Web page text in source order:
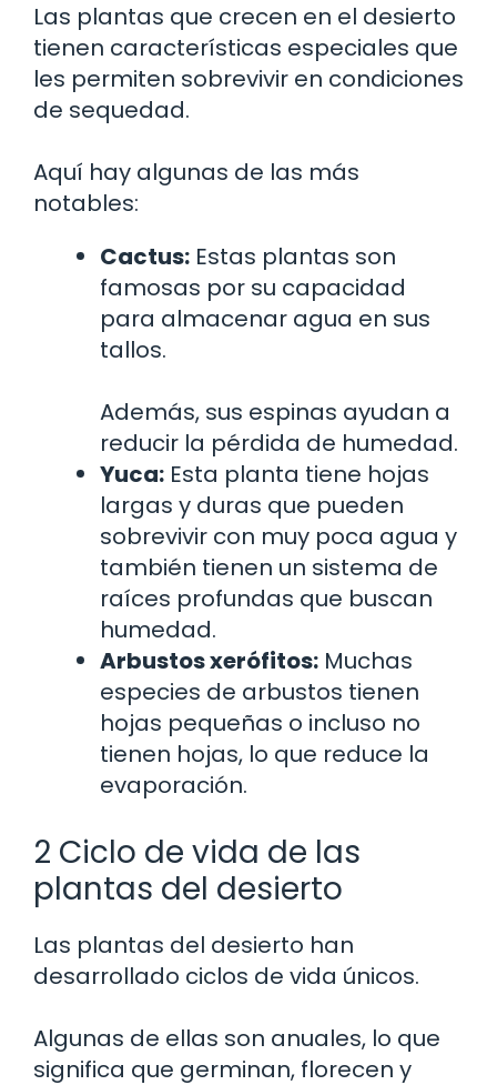
Las plantas que crecen en el desierto
tienen características especiales que
les permiten sobrevivir en condiciones
de sequedad.
Aquí hay algunas de las más
notables:
Cactus: Estas plantas son
famosas por su capacidad
para almacenar agua en sus
tallos.
Además, sus espinas ayudan a
reducir la pérdida de humedad.
Yuca: Esta planta tiene hojas
largas y duras que pueden
sobrevivir con muy poca agua y
también tienen un sistema de
raíces profundas que buscan
humedad.
Arbustos xerófitos: Muchas
especies de arbustos tienen
hojas pequeñas o incluso no
tienen hojas, lo que reduce la
evaporación.
2 Ciclo de vida de las
plantas del desierto
Las plantas del desierto han
desarrollado ciclos de vida únicos.
Algunas de ellas son anuales, lo que
significa que germinan, florecen y